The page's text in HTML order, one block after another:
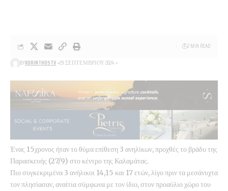
BYKORINTHOSTV 29 ΣΕΠΤΕΜΒΡΊΟΥ 2024
2 MIN READ
Ένας 15χρονος ήταν το θύμα επίθεση 3 ανηλίκων, προχθές το βράδυ της
Παρασκευής (27/9) στο κέντρο της Καλαμάτας.
Πιο συγκεκριμένα 3 ανήλικοι 14,15 και 17 ετών, λίγο πριν τα μεσάνυχτα
τον πλησίασαν, αναίτια σύμφωνα με τον ίδιο, στον προαύλιο χώρο του